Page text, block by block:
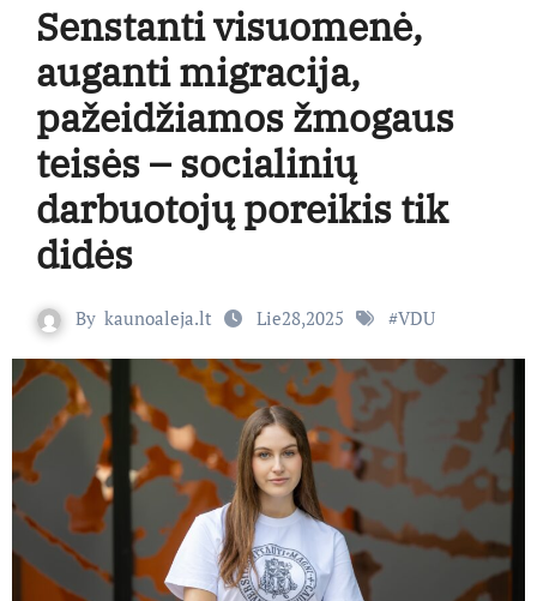
Senstanti visuomenė,
auganti migracija,
pažeidžiamos žmogaus
teisės – socialinių
darbuotojų poreikis tik
didės
By kaunoaleja.lt Lie28,2025 #VDU